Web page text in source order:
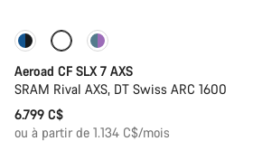
Nouvelles disponibilités
Capteur de puissance
Aeroad CF SLX 7 AXS
SRAM Rival AXS, DT Swiss ARC 1600
6.799 C$
ou à partir de 1.134 C$/mois